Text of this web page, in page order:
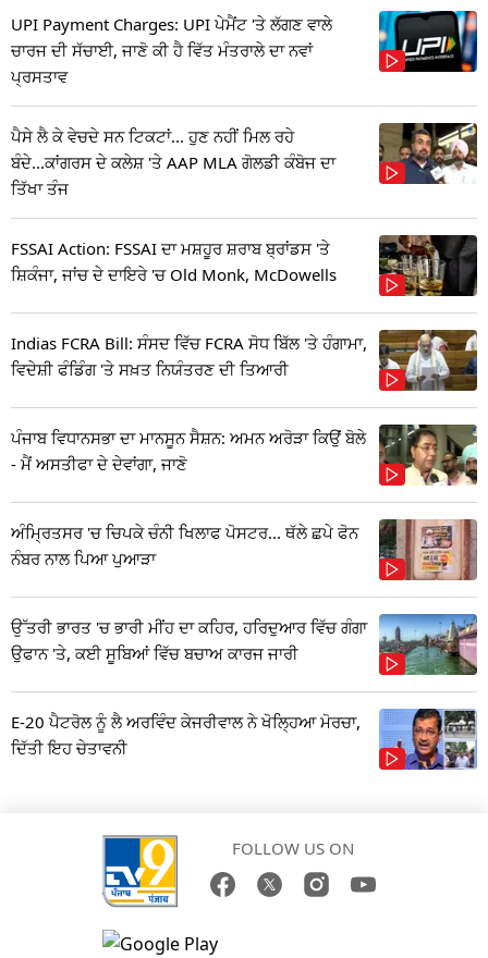
UPI Payment Charges: UPI ਪੇਮੈਂਟ 'ਤੇ ਲੱਗਣ ਵਾਲੇ
ਚਾਰਜ ਦੀ ਸੱਚਾਈ, ਜਾਣੋ ਕੀ ਹੈ ਵਿੱਤ ਮੰਤਰਾਲੇ ਦਾ ਨਵਾਂ
ਪ੍ਰਸਤਾਵ
ਪੈਸੇ ਲੈ ਕੇ ਵੇਚਦੇ ਸਨ ਟਿਕਟਾਂ... ਹੁਣ ਨਹੀਂ ਮਿਲ ਰਹੇ
ਬੰਦੇ...ਕਾਂਗਰਸ ਦੇ ਕਲੇਸ਼ 'ਤੇ AAP MLA ਗੋਲਡੀ ਕੰਬੋਜ ਦਾ
ਤਿੱਖਾ ਤੰਜ
FSSAI Action: FSSAI ਦਾ ਮਸ਼ਹੂਰ ਸ਼ਰਾਬ ਬ੍ਰਾਂਡਸ 'ਤੇ
ਸ਼ਿਕੰਜਾ, ਜਾਂਚ ਦੇ ਦਾਇਰੇ 'ਚ Old Monk, McDowells
Indias FCRA Bill: ਸੰਸਦ ਵਿੱਚ FCRA ਸੋਧ ਬਿੱਲ 'ਤੇ ਹੰਗਾਮਾ,
ਵਿਦੇਸ਼ੀ ਫੰਡਿੰਗ 'ਤੇ ਸਖ਼ਤ ਨਿਯੰਤਰਣ ਦੀ ਤਿਆਰੀ
ਪੰਜਾਬ ਵਿਧਾਨਸਭਾ ਦਾ ਮਾਨਸੂਨ ਸੈਸ਼ਨ: ਅਮਨ ਅਰੋੜਾ ਕਿਉਂ ਬੋਲੇ
- ਮੈਂ ਅਸਤੀਫਾ ਦੇ ਦੇਵਾਂਗਾ, ਜਾਣੋ
ਅੰਮ੍ਰਿਤਸਰ 'ਚ ਚਿਪਕੇ ਚੰਨੀ ਖਿਲਾਫ ਪੋਸਟਰ... ਥੱਲੇ ਛਪੇ ਫੋਨ
ਨੰਬਰ ਨਾਲ ਪਿਆ ਪੁਆੜਾ
ਉੱਤਰੀ ਭਾਰਤ 'ਚ ਭਾਰੀ ਮੀਂਹ ਦਾ ਕਹਿਰ, ਹਰਿਦੁਆਰ ਵਿੱਚ ਗੰਗਾ
ਉਫਾਨ 'ਤੇ, ਕਈ ਸੂਬਿਆਂ ਵਿੱਚ ਬਚਾਅ ਕਾਰਜ ਜਾਰੀ
E-20 ਪੈਟਰੋਲ ਨੂੰ ਲੈ ਅਰਵਿੰਦ ਕੇਜਰੀਵਾਲ ਨੇ ਖੋਲ੍ਹਿਆ ਮੋਰਚਾ,
ਦਿੱਤੀ ਇਹ ਚੇਤਾਵਨੀ
FOLLOW US ON